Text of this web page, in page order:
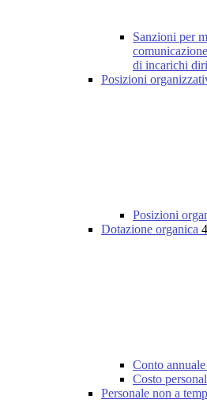
Sanzioni per
di incarichi
Posizioni
Posizioni
Dotazione organica 4
Conto
Costo
Personale non a